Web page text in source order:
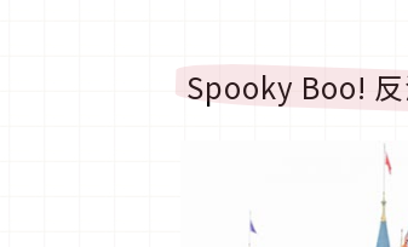
Spooky Boo!